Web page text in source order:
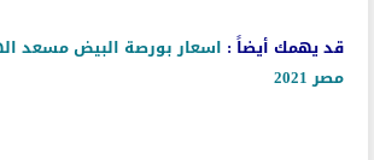
قد يهمك أيضاً : اسعار بورصة البيض مسعد
مصر 2021